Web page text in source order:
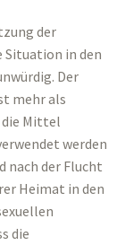
der
in den
Der
mehr als
die Mittel
werden
nach der Flucht
Heimat in den
die